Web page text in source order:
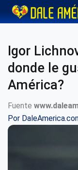
Igor
donde le
América?
Fuente
Por